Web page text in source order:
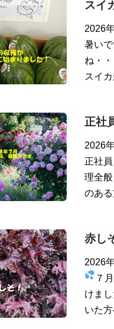
スイ
2026
暑い
ね・
スイ
正社
2026
正社
理全
のあ
赤し
2026
７
けま
いた